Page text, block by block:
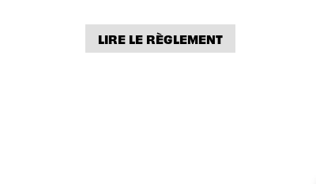
LIRE LE RÈGLEMENT